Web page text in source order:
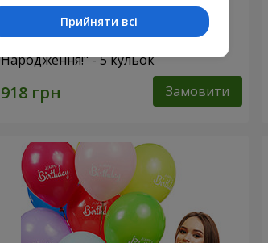
Народження!" - 5 кульок
Замовити
Прийняти всі